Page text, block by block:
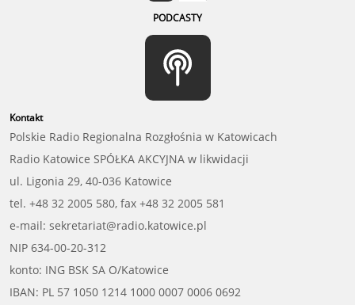
PODCASTY
Kontakt
Polskie Radio Regionalna Rozgłośnia w Katowicach
Radio Katowice SPÓŁKA AKCYJNA w likwidacji
ul. Ligonia 29, 40-036 Katowice
tel. +48 32 2005 580, fax +48 32 2005 581
e-mail: sekretariat@radio.katowice.pl
NIP 634-00-20-312
konto: ING BSK SA O/Katowice
IBAN: PL 57 1050 1214 1000 0007 0006 0692